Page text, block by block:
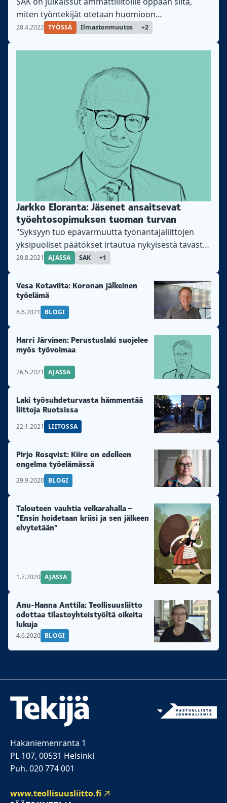
miten työntekijät otetaan huomioon
sopeutumisessa ilmastonmuutokseen.
28.4.2022 TYÖSSÄ Ilmastonmuutos +2
Jarkko Eloranta: Jäsenet ansaitsevat
työehtosopimuksen tuoman turvan
"Syksyyn tuo epävarmuutta työnantajaliittojen
yksipuoliset päätökset irtautua nykyisestä tavasta
neuvotella työehtosopimuksia" kirjoittaa SAK:n
20.8.2021 AJASSA SAK +1
Vesa Kotaviita: Koronan jälkeinen
työelämä
8.6.2021 BLOGI
Harri Järvinen: Perustuslaki suojelee
myös työvoimaa
26.5.2021 AJASSA
Laki työsuhdeturvasta hämmentää
liittoja Ruotsissa
22.1.2021 LIITOSSA
Pirjo Rosqvist: Kiire on edelleen
ongelma työelämässä
29.9.2020 BLOGI
Talouteen vauhtia velkarahalla –
"Ensin hoidetaan kriisi ja sen jälkeen
elvytetään"
1.7.2020 AJASSA
Anu-Hanna Anttila: Teollisuusliitto
odottaa tilastoyhteistyöltä oikeita
lukuja
4.6.2020 BLOGI
Hakaniemenranta 1
PL 107, 00531 Helsinki
Puh. 020 774 001
www.teollisuusliitto.fi